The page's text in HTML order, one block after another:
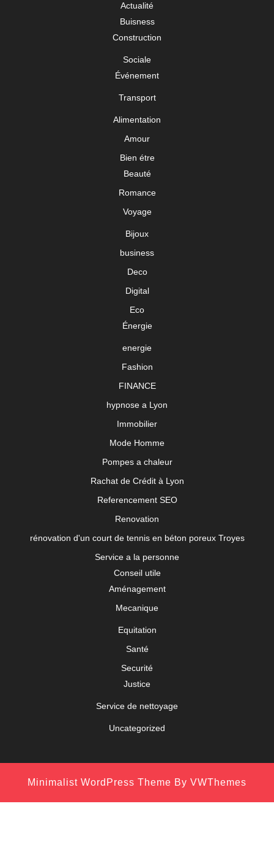
Actualité
Buisness
Construction
Sociale
Événement
Transport
Alimentation
Amour
Bien étre
Beauté
Romance
Voyage
Bijoux
business
Deco
Digital
Eco
Énergie
energie
Fashion
FINANCE
hypnose a Lyon
Immobilier
Mode Homme
Pompes a chaleur
Rachat de Crédit à Lyon
Referencement SEO
Renovation
rénovation d'un court de tennis en béton poreux Troyes
Service a la personne
Conseil utile
Aménagement
Mecanique
Equitation
Santé
Securité
Justice
Service de nettoyage
Uncategorized
Minimalist WordPress Theme By VWThemes